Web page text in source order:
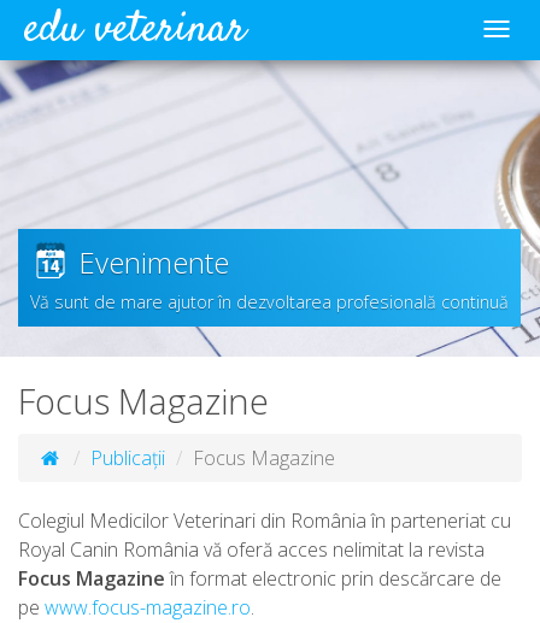
edu veterinar
Evenimente
Vă sunt de mare ajutor în dezvoltarea profesională continuă
Focus Magazine
Publicații Focus Magazine
Colegiul Medicilor Veterinari din România în parteneriat cu
Royal Canin România vă oferă acces nelimitat la revista
Focus Magazineîn format electronic prin descărcare de
pe www.focus-magazine.ro.